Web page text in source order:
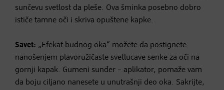
sunčevu svetlost da pleše. Ova šminka posebno dobro
ističe tamne oči i skriva opuštene kapke.
Savet: „Efekat budnog oka“ možete da postignete
nanošenjem plavoružičaste svetlucave senke za oči na
gornji kapak. Gumeni sunđer – aplikator, pomaže vam
da boju ciljano nanesete u unutrašnji deo oka. Sakrijte,